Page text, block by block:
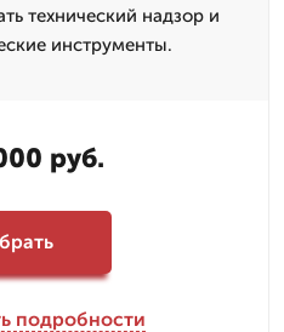
технический надзор и
инструменты.
руб.
подробности